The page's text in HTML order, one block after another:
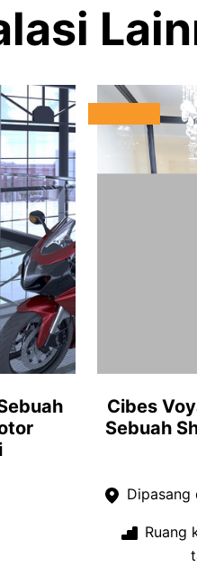
Cibes
Sebuah
Dipasang
Ruang